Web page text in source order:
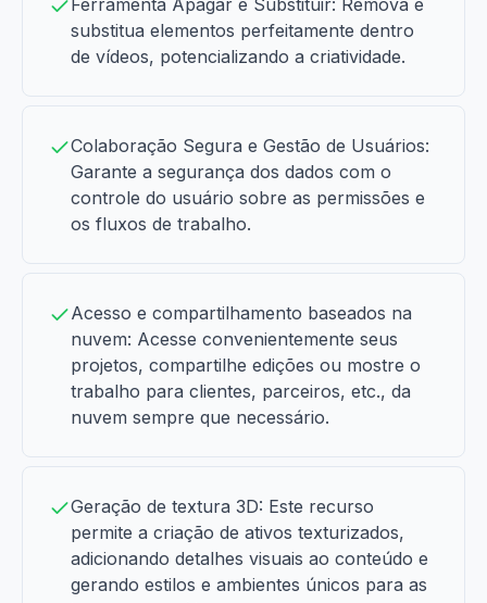
Ferramenta Apagar e Substituir: Remova e
substitua elementos perfeitamente dentro
de vídeos, potencializando a criatividade.
Colaboração Segura e Gestão de Usuários:
Garante a segurança dos dados com o
controle do usuário sobre as permissões e
os fluxos de trabalho.
Acesso e compartilhamento baseados na
nuvem: Acesse convenientemente seus
projetos, compartilhe edições ou mostre o
trabalho para clientes, parceiros, etc., da
nuvem sempre que necessário.
Geração de textura 3D: Este recurso
permite a criação de ativos texturizados,
adicionando detalhes visuais ao conteúdo e
gerando estilos e ambientes únicos para as